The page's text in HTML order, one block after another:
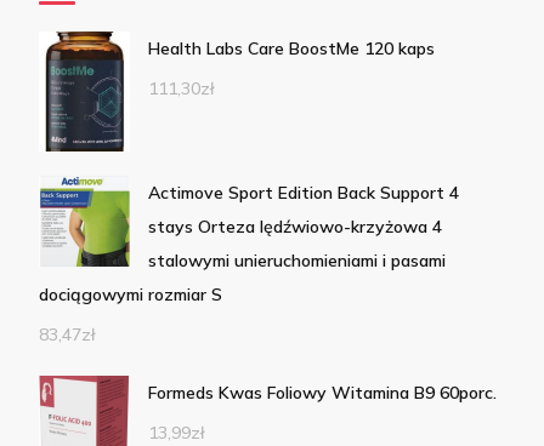
Health Labs Care BoostMe 120 kaps
111,30zł
Actimove Sport Edition Back Support 4
stays Orteza lędźwiowo-krzyżowa 4
stalowymi unieruchomieniami i pasami
dociągowymi rozmiar S
83,47zł
Formeds Kwas Foliowy Witamina B9 60porc.
13,99zł